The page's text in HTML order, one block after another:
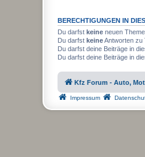
BERECHTIGUNGEN IN
Du darfst keine neuen
Du darfst keineAntworten zu
Du darfst deine Beiträge in
Du darfst deine Beiträge in
Kfz Forum - Auto,
Impressum